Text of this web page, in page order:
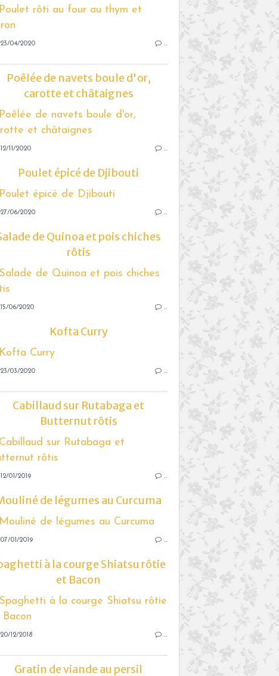
23/04/2020 …
Poêlée de navets boule d'or,
carotte et châtaignes
12/11/2020 …
Poulet épicé de Djibouti
27/06/2020 …
de Quinoa et pois chiches
rôtis
15/06/2020 …
Kofta Curry
23/03/2020 …
Cabillaud sur Rutabaga et
Butternut rôtis
12/01/2019 …
de légumes au Curcuma
07/01/2019 …
à la courge Shiatsu rôtie
et Bacon
20/12/2018 …
Gratin de viande au persil